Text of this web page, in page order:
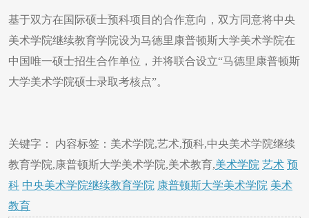
基于双方在国际硕士预科项目的合作意向，双方同意将中央
美术学院继续教育学院设为马德里康普顿斯大学美术学院在
中国唯一硕士招生合作单位，并将联合设立“马德里康普顿斯
大学美术学院硕士录取考核点”。
关键字： 内容标签：美术学院,艺术,预科,中央美术学院继续
教育学院,康普顿斯大学美术学院,美术教育,美术学院 艺术 预
科 中央美术学院继续教育学院 康普顿斯大学美术学院 美术
教育